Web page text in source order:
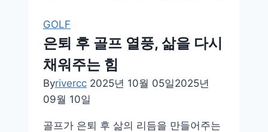
시
세
GOLF
은퇴 후 골프 열풍, 삶을 다시
채워주는 힘
Byrivercc 2025년 10월 05일2025년
09월 10일
골프가 은퇴 후 삶의 리듬을 만들어주는